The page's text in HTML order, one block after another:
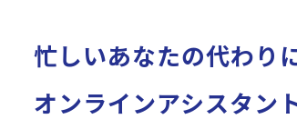
忙しいあなたの代わり
オンラインアシスタン